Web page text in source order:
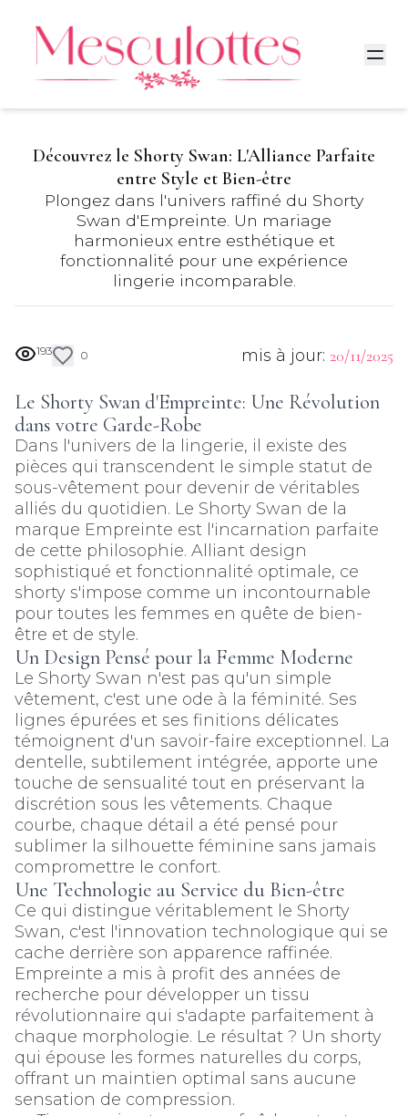
Découvrez le Shorty Swan: L'Alliance Parfaite
entre Style et Bien-être
Plongez dans l'univers raffiné du Shorty
Swan d'Empreinte. Un mariage
harmonieux entre esthétique et
fonctionnalité pour une expérience
lingerie incomparable.
193 0 mis à jour: 20/11/2025
Le Shorty Swan d'Empreinte: Une Révolution
dans votre Garde-Robe
Dans l'univers de la lingerie, il existe des
pièces qui transcendent le simple statut de
sous-vêtement pour devenir de véritables
alliés du quotidien. Le Shorty Swan de la
marque Empreinte est l'incarnation parfaite
de cette philosophie. Alliant design
sophistiqué et fonctionnalité optimale, ce
shorty s'impose comme un incontournable
pour toutes les femmes en quête de bien-
être et de style.
Un Design Pensé pour la Femme Moderne
Le Shorty Swan n'est pas qu'un simple
vêtement, c'est une ode à la féminité. Ses
lignes épurées et ses finitions délicates
témoignent d'un savoir-faire exceptionnel. La
dentelle, subtilement intégrée, apporte une
touche de sensualité tout en préservant la
discrétion sous les vêtements. Chaque
courbe, chaque détail a été pensé pour
sublimer la silhouette féminine sans jamais
compromettre le confort.
Une Technologie au Service du Bien-être
Ce qui distingue véritablement le Shorty
Swan, c'est l'innovation technologique qui se
cache derrière son apparence raffinée.
Empreinte a mis à profit des années de
recherche pour développer un tissu
révolutionnaire qui s'adapte parfaitement à
chaque morphologie. Le résultat ? Un shorty
qui épouse les formes naturelles du corps,
offrant un maintien optimal sans aucune
sensation de compression.